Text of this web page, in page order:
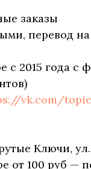
заказы
перевод на
с 2015 года с
vk.com/
Ключи,
от 100 руб —